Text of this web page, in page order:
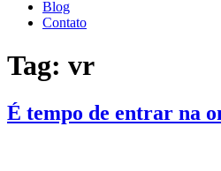
Blog
Contato
Tag: vr
É tempo de entrar na